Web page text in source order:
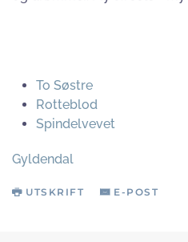
To Søstre
Rotteblod
Spindelvevet
Gyldendal
UTSKRIFT E-POST